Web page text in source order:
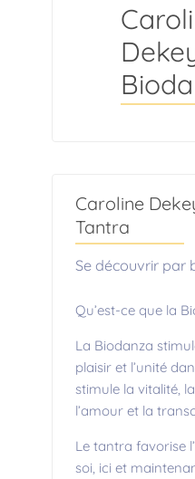
Caroline
Tantra
Se découvrir par
Qu’est-ce que la
La Biodanza
plaisir et l’unité
stimule la vitalité,
l’amour et la
Le tantra favorise
soi, ici et